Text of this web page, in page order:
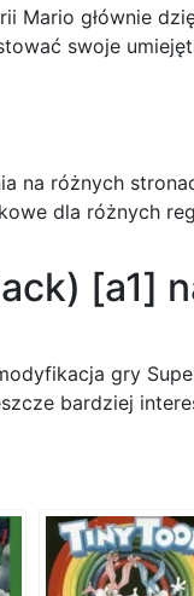
Mario głównie
swoje
na różnych
dla różnych
[a1]
gry
bardziej